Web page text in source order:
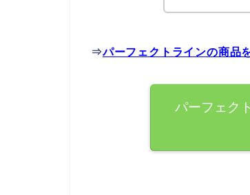
⇒パーフェクトラインの商品
パーフェク